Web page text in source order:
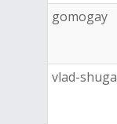
gomogay
vlad-shuga